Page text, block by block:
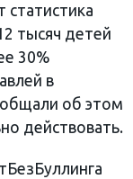
тысяч детей
30%
в
об этом
действовать.